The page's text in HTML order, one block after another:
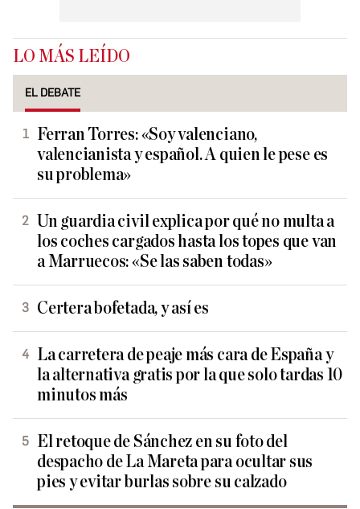
LO MÁS LEÍDO
EL DEBATE
Ferran Torres: «Soy valenciano,
valencianista y español. A quien le pese es
su problema»
Un guardia civil explica por qué no multa a
los coches cargados hasta los topes que van
a Marruecos: «Se las saben todas»
Certera bofetada, y así es
La carretera de peaje más cara de España y
la alternativa gratis por la que solo tardas 10
minutos más
El retoque de Sánchez en su foto del
despacho de La Mareta para ocultar sus
pies y evitar burlas sobre su calzado